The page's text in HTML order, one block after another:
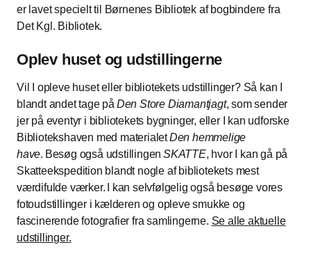
er lavet specielt til Børnenes Bibliotek af bogbindere fra
Det Kgl. Bibliotek.
Oplev huset og udstillingerne
Vil I opleve huset eller bibliotekets udstillinger? Så kan I
blandt andet tage påDen Store Diamantjagt, som sender
jer på eventyr i bibliotekets bygninger, eller I kan udforske
Bibliotekshaven med materialetDen hemmelige
have. Besøg også udstillingenSKATTE, hvor I kan gå på
Skatteekspedition blandt nogle af bibliotekets mest
værdifulde værker. I kan selvfølgelig også besøge vores
fotoudstillinger i kælderen og opleve smukke og
fascinerende fotografier fra samlingerne. Se alle aktuelle
udstillinger.